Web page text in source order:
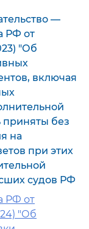
—
РФ от
"Об
включая
приняты без
на
при этих
судов РФ
РФ от
"Об